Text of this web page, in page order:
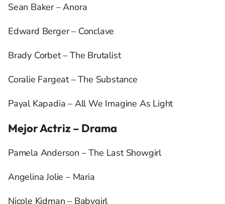
Sean Baker – Anora
Edward Berger – Conclave
Brady Corbet – The Brutalist
Coralie Fargeat – The Substance
Payal Kapadia – All We Imagine As Light
Mejor Actriz – Drama
Pamela Anderson – The Last Showgirl
Angelina Jolie – Maria
Nicole Kidman – Babygirl